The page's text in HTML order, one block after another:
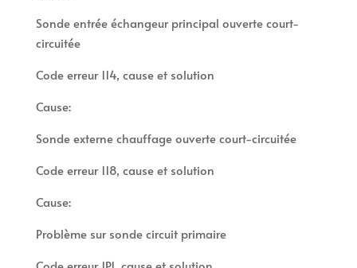
Sonde entrée échangeur principal ouverte court-
circuitée
Code erreur 114, cause et solution
Cause:
Sonde externe chauffage ouverte court-circuitée
Code erreur 118, cause et solution
Cause:
Problème sur sonde circuit primaire